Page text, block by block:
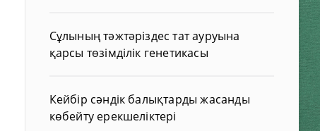
Сұлының тәжтәріздес тат ауруына
қарсы төзімділік генетикасы
Кейбір сәндік балықтарды жасанды
көбейту ерекшеліктері